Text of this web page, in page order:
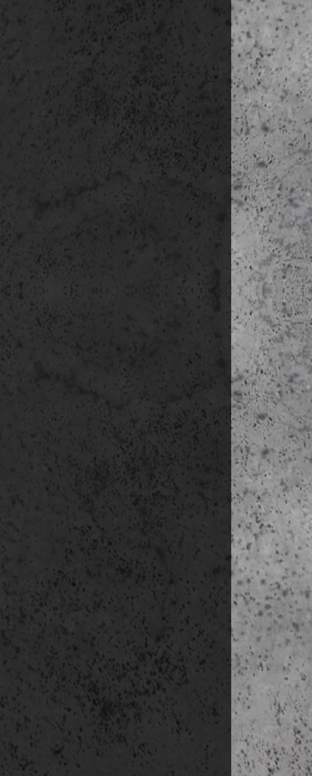
Az adatok
levélben a
megjelölni:
Hírlevél le
http://
Sütik
A sütiket a
olyan
A cookie-k
adatok
weboldal
fel.
A weblap
küld annak
a szolgáltató
Az
Az
Az
Az
A
bármikor
Az
Az
Közösségi
A
keresztül
A
Twitter, stb.
A közösségi
bemutatók,
A
A fentieknek
felhasználó
Az
Az
Az
Az
szerint.
Az
Az
Az
Az
Fontos
személyes
Ezért
felhasználó
Közösségi
Youtube:
videó
Az
e-mail
A